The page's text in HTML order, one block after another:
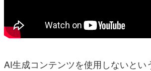
AI生成コンテンツを使用しないとい